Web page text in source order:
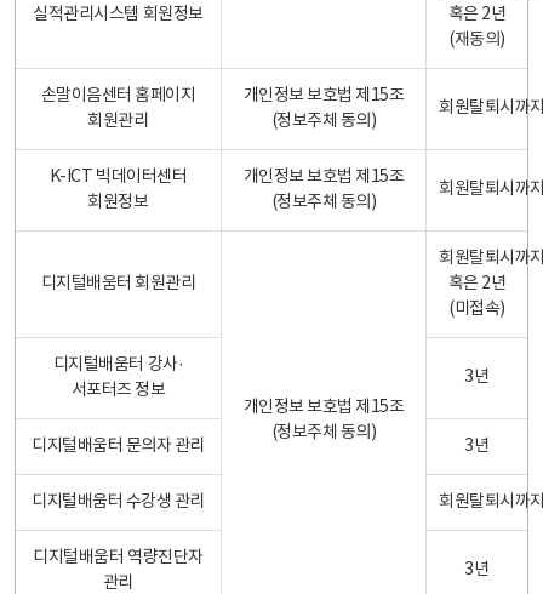
실적관리시스템 회원정보
혹은 2년
(재동의)
손말이음센터 홈페이지
회원관리
개인정보 보호법 제15조
(정보주체 동의)
회원탈퇴시까
K-ICT 빅데이터센터
회원정보
개인정보 보호법 제15조
(정보주체 동의)
회원탈퇴시까
디지털배움터 회원관리
개인정보 보호법 제15조
(정보주체 동의)
회원탈퇴시까
혹은 2년
(미접속)
디지털배움터 강사·
서포터즈 정보
3년
디지털배움터 문의자 관리 3년
디지털배움터 수강생 관리 회원탈퇴시까
디지털배움터 역량진단자
관리
3년